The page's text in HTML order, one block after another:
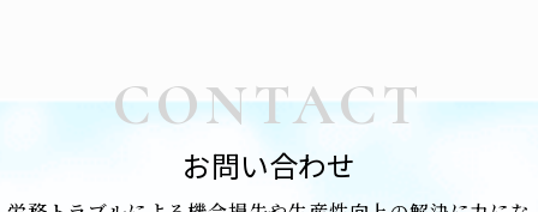
CONTACT
お問い合わせ